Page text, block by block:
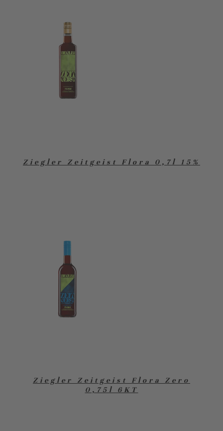
Ziegler Zeitgeist Flora 0,7l 15%
Ziegler Zeitgeist Flora Zero
0,75l 6KT